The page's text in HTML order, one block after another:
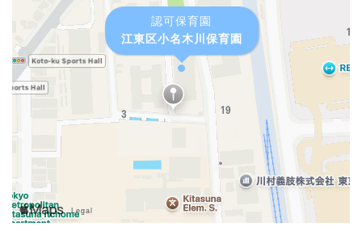
認可保育園
江東区小名木川保育園